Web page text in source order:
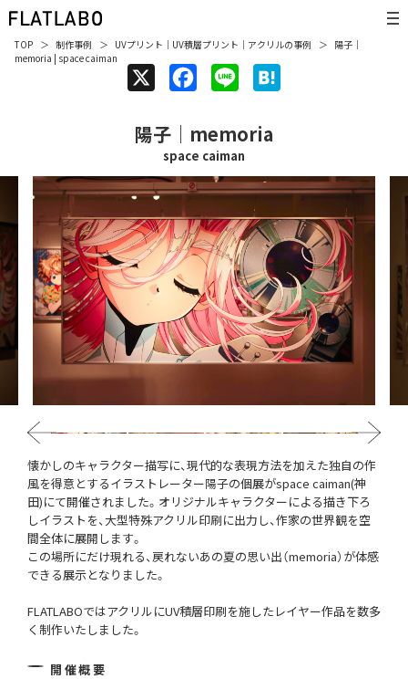
TOP 制作事例 UVプリント ｜ UV積層プリント ｜ アクリルの事例
陽子｜
memoria | space caiman
c
e
b
o
o
k
n
e
n
a
陽子｜memoria
space caiman
Previous Next
懐かしのキャラクター描写に、現代的な表現方法を加えた独自の作
風を得意とするイラストレーター陽子の個展がspace caiman(神
田)にて開催されました。オリジナルキャラクターによる描き下ろ
しイラストを、大型特殊アクリル印刷に出力し、作家の世界観を空
間全体に展開します。
この場所にだけ現れる、戻れないあの夏の思い出（memoria）が体感
できる展示となりました。
FLATLABOではアクリルにUV積層印刷を施したレイヤー作品を数多
く制作いたしました。
開催概要